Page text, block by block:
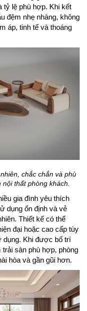
tỷ lệ phù hợp. Khi kết
đệm nhẹ nhàng, không
áp, tinh tế và thoáng
chắc chắn và phù
thất phòng khách.
gia đình yêu thích
dụng ổn định và vẻ
Thiết kế có thể
đại hoặc cao cấp tùy
dụng. Khi được bố trí
sàn phù hợp, phòng
hòa và gần gũi hơn.